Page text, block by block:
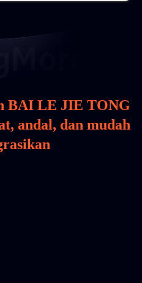
BAI LE JIE TONG
andal, dan mudah